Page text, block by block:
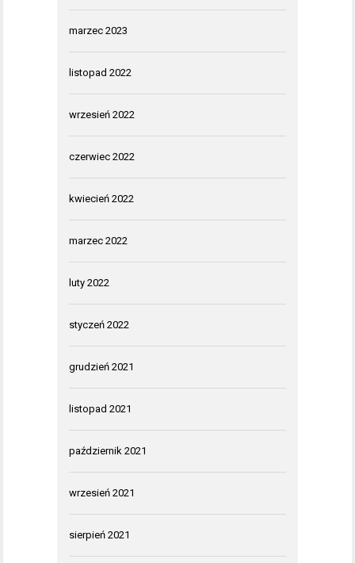
marzec 2023
listopad 2022
wrzesień 2022
czerwiec 2022
kwiecień 2022
marzec 2022
luty 2022
styczeń 2022
grudzień 2021
listopad 2021
październik 2021
wrzesień 2021
sierpień 2021